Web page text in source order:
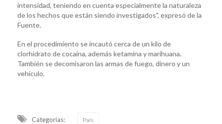
intensidad, teniendo en cuenta especialmente la naturaleza
de los hechos que están siendo investigados", expresó de la
Fuente.
En el procedimiento se incautó cerca de un kilo de
clorhidrato de cocaína, además ketamina y marihuana.
También se decomisaron las armas de fuego, dinero y un
vehículo.
Categorias: País